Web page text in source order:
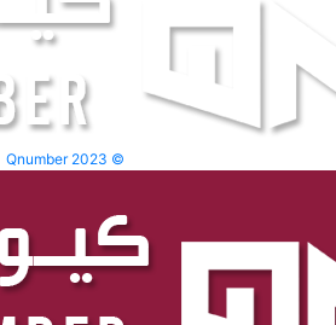
Qnumber 2023 ©